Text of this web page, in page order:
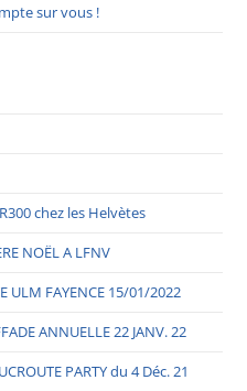
sur vous !
chez les Helvètes
NOËL A LFNV
ULM FAYENCE 15/01/2022
ANNUELLE 22 JANV. 22
PARTY du 4 Déc. 21